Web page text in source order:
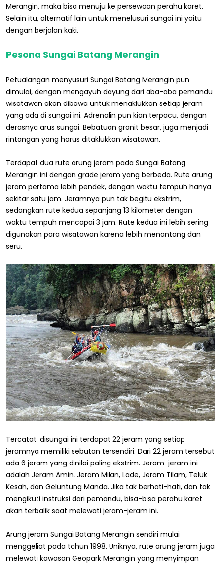
Merangin, maka bisa menuju ke persewaan perahu karet.
Selain itu, alternatif lain untuk menelusuri sungai ini yaitu
dengan berjalan kaki.
Pesona Sungai Batang Merangin
Petualangan menyusuri Sungai Batang Merangin pun
dimulai, dengan mengayuh dayung dari aba-aba pemandu
wisatawan akan dibawa untuk menaklukkan setiap jeram
yang ada di sungai ini. Adrenalin pun kian terpacu, dengan
derasnya arus sungai. Bebatuan granit besar, juga menjadi
rintangan yang harus ditaklukkan wisatawan.
Terdapat dua rute arung jeram pada Sungai Batang
Merangin ini dengan grade jeram yang berbeda. Rute arung
jeram pertama lebih pendek, dengan waktu tempuh hanya
sekitar satu jam. Jeramnya pun tak begitu ekstrim,
sedangkan rute kedua sepanjang 13 kilometer dengan
waktu tempuh mencapai 3 jam. Rute kedua ini lebih sering
digunakan para wisatawan karena lebih menantang dan
seru.
Tercatat, disungai ini terdapat 22 jeram yang setiap
jeramnya memiliki sebutan tersendiri. Dari 22 jeram tersebut
ada 6 jeram yang dinilai paling ekstrim. Jeram-jeram ini
adalah Jeram Amin, Jeram Milan, Lade, Jeram Tilam, Teluk
Kesah, dan Geluntung Manda. Jika tak berhati-hati, dan tak
mengikuti instruksi dari pemandu, bisa-bisa perahu karet
akan terbalik saat melewati jeram-jeram ini.
Arung jeram Sungai Batang Merangin sendiri mulai
menggeliat pada tahun 1998. Uniknya, rute arung jeram juga
melewati kawasan Geopark Merangin yang menyimpan